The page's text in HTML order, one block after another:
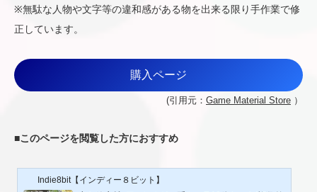
※無駄な人物や文字等の違和感がある物を出来る限り手作業で修
正しています。
購入ページ
(引用元： Game Material Store ）
■このページを閲覧した方におすすめ
Indie8bit【インディー８ビット】